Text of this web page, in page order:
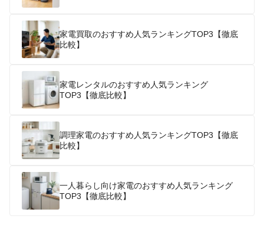
家電買取のおすすめ人気ランキングTOP3【徹底
比較】
家電レンタルのおすすめ人気ランキング
TOP3【徹底比較】
調理家電のおすすめ人気ランキングTOP3【徹底
比較】
一人暮らし向け家電のおすすめ人気ランキング
TOP3【徹底比較】